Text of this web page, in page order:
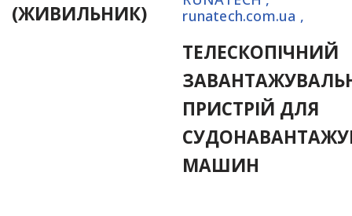
(ЖИВИЛЬНИК)
ТЕЛЕСКОПІЧНИЙ
ПРИСТРІЙ ДЛЯ
МАШИН